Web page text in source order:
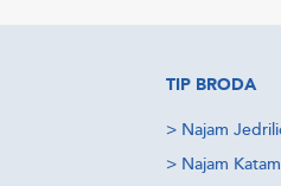
TIP BRODA
> Najam
> Najam